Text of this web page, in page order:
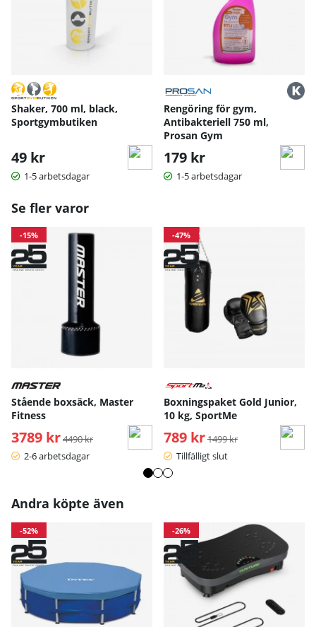
starkare överkropp och bättre slagprecision.
Dimensioner och vikt:
Boxningssäcken är cirka 80 cm lång och väger omkring 16
kg, vilket ger en balanserad tyngd som är lagom för
Den är tillräckligt stabil för att ge realistiskt motstånd utan
att pendla för mycket, vilket skapar en trygg
träningsupplevelse.
Shaker, 700 ml, black,
Sportgymbutiken
49 kr
1-5 arbetsdagar
Rengöring för gym,
Antibakteriell 750 ml,
Prosan Gym
179 kr
1-5 arbetsdagar
Se fler varor
-15%
Stående boxsäck, Master
Fitness
3789 kr Ordinarie pris:
4490 kr
2-6 arbetsdagar
-47%
Boxningspaket Gold Junior,
10 kg, SportMe
789 kr Ordinarie pris:
1499 kr
Tillfälligt slut
Andra köpte även
-52% -26%